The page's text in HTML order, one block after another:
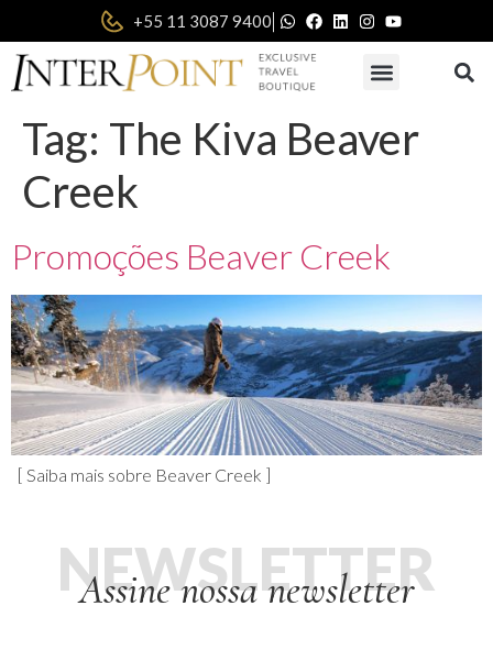
+55 11 3087 9400|
Tag: The Kiva Beaver
Creek
Promoções Beaver Creek
[ Saiba mais sobre Beaver Creek ]
Assine nossa newsletter
NEWSLETTER